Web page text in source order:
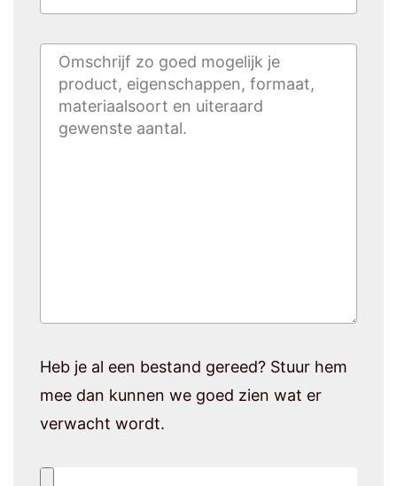
Heb je al een bestand gereed? Stuur hem
mee dan kunnen we goed zien wat er
verwacht wordt.